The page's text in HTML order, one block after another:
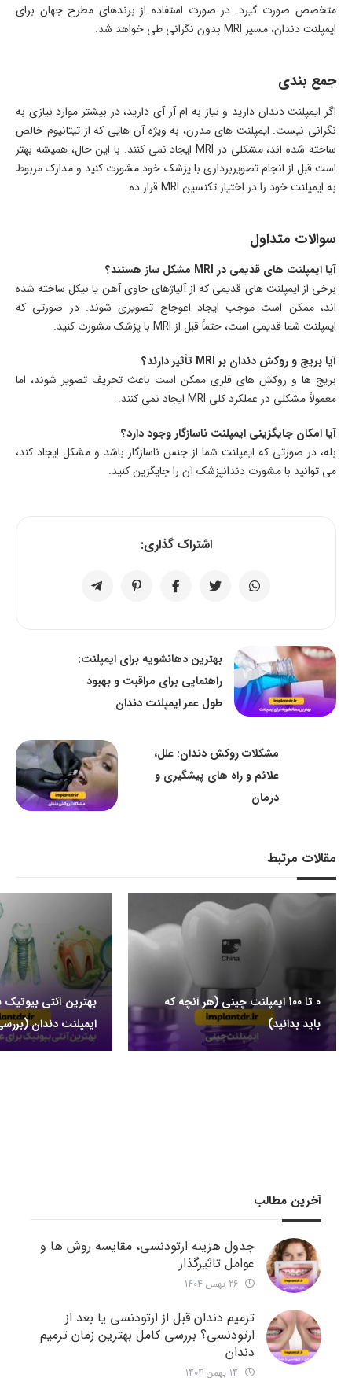
متخصص صورت گیرد. در صورت استفاده از برندهای مطرح جهان برای
ایمپلنت دندان، مسیر MRI بدون نگرانی طی خواهد شد.
جمع بندی
اگر ایمپلنت دندان دارید و نیاز به ام آر آی دارید، در بیشتر موارد نیازی به
نگرانی نیست. ایمپلنت های مدرن، به ویژه آن هایی که از تیتانیوم خالص
ساخته شده اند، مشکلی در MRI ایجاد نمی کنند. با این حال، همیشه بهتر
است قبل از انجام تصویربرداری با پزشک خود مشورت کنید و مدارک مربوط
به ایمپلنت خود را در اختیار تکنسین MRI قرار ده
سوالات متداول
آیا ایمپلنت های قدیمی در MRI مشکل ساز هستند؟
برخی از ایمپلنت های قدیمی که از آلیاژهای حاوی آهن یا نیکل ساخته شده
اند، ممکن است موجب ایجاد اعوجاج تصویری شوند. در صورتی که
ایمپلنت شما قدیمی است، حتماً قبل از MRI با پزشک مشورت کنید.
آیا بریج و روکش دندان بر MRI تأثیر دارند؟
بریج ها و روکش های فلزی ممکن است باعث تحریف تصویر شوند، اما
معمولاً مشکلی در عملکرد کلی MRI ایجاد نمی کنند.
آیا امکان جایگزینی ایمپلنت ناسازگار وجود دارد؟
بله، در صورتی که ایمپلنت شما از جنس ناسازگار باشد و مشکل ایجاد کند،
می توانید با مشورت دندانپزشک آن را جایگزین کنید.
اشتراک گذاری:
بهترین دهانشویه برای ایمپلنت:
راهنمایی برای مراقبت و بهبود
طول عمر ایمپلنت دندان
مشکلات روکش دندان: علل،
علائم و راه های پیشگیری و
درمان
مقالات مرتبط
0 تا 100 ایمپلنت چینی (هر آنچه که
باید بدانید)
بهترین آنتی
ایمپلنت دندان
آخرین مطالب
جدول هزینه ارتودنسی، مقایسه روش ها و
عوامل تاثیرگذار
ترمیم دندان قبل از ارتودنسی یا بعد از
ارتودنسی؟ بررسی کامل بهترین زمان ترمیم
دندان